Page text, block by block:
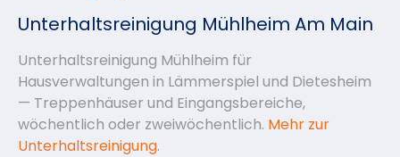
Unterhaltsreinigung Mühlheim Am Main
Unterhaltsreinigung Mühlheim für
Hausverwaltungen in Lämmerspiel und Dietesheim
— Treppenhäuser und Eingangsbereiche,
wöchentlich oder zweiwöchentlich. Mehr zur
Unterhaltsreinigung.